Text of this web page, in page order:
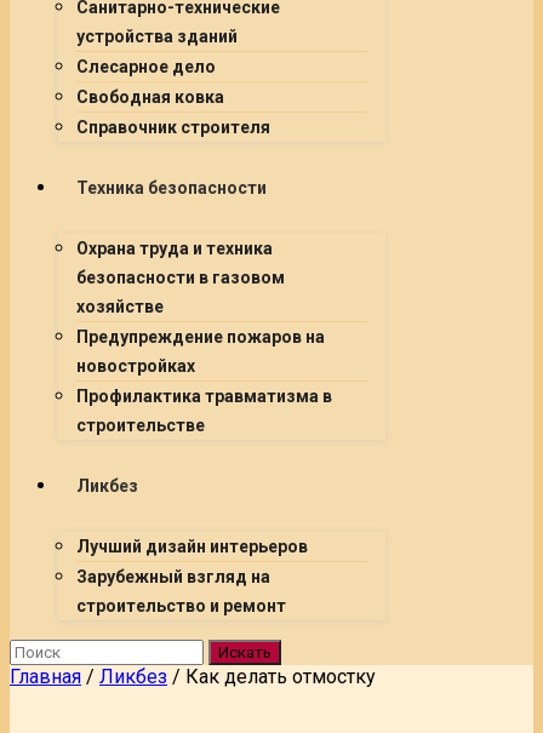
Санитарно-технические
устройства зданий
Слесарное дело
Свободная ковка
Справочник строителя
Техника безопасности
Охрана труда и техника
безопасности в газовом
хозяйстве
Предупреждение пожаров на
новостройках
Профилактика травматизма в
строительстве
Ликбез
Лучший дизайн интерьеров
Зарубежный взгляд на
строительство и ремонт
Искать
Главная / Ликбез / Как делать отмостку